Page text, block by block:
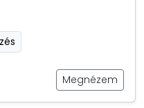
Megnézem